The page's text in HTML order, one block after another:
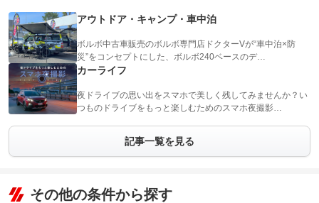
アウトドア・キャンプ・車中泊
ボルボ中古車販売のボルボ専門店ドクターVが“車中泊×防
災”をコンセプトにした、ボルボ240ベースのデ…
カーライフ
夜ドライブの思い出をスマホで美しく残してみませんか？い
つものドライブをもっと楽しむためのスマホ夜撮影…
記事一覧を見る
その他の条件から探す